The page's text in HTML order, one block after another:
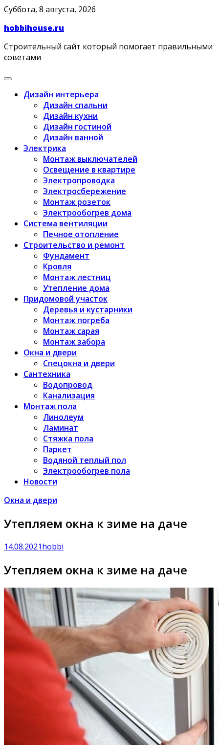
Skip
content
Суббота, 8 августа, 2026
hobbihouse.ru
Строительный сайт который помогает правильными
советами
Дизайн интерьера
Дизайн спальни
Дизайн кухни
Дизайн гостиной
Дизайн ванной
Электрика
Монтаж выключателей
Освещение в квартире
Электропроводка
Электросбережение
Монтаж розеток
Электрообогрев дома
Система вентиляции
Печное отопление
Строительство и ремонт
Фундамент
Кровля
Монтаж лестниц
Утепление дома
Придомовой участок
Деревья и кустарники
Монтаж погреба
Монтаж сарая
Монтаж забора
Окна и двери
Спецокна и двери
Сантехника
Водопровод
Канализация
Монтаж пола
Линолеум
Ламинат
Стяжка пола
Паркет
Водяной теплый пол
Электрообогрев пола
Новости
Окна и двери
Утепляем окна к зиме на даче
14.08.2021hobbi
Утепляем окна к зиме на даче